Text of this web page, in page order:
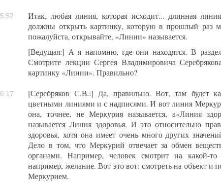
Итак, любая линия, которая исходит... длинная
должны открыть картинку, которую в прошлый раз
пожалуйста, открывайте, «Линии» называется.
[Ведущая:] А я напомню, где они находятся. В
Смотрите лекции Сергея Владимировича
картинку «Линии». Правильно?
[Серебряков С.В.:] Да, правильно. Вот, там будет
цветными линиями и с надписями. И вот линия
она, точнее, не Меркурия называется, а«Линия
называется Линия здоровья. И это относительно
здоровья, хотя она имеет очень много других
Дело в том, что Меркурий отвечает за обмен
органами. Например, человек смотрит на какой-
например, желание. Вот это вот: смотреть на объект и
Меркурием.